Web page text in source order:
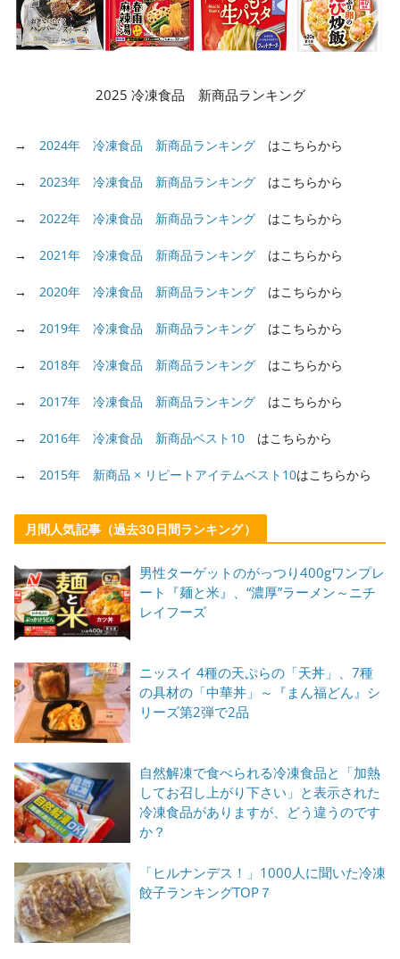
2025 冷凍食品 新商品ランキング
→ 2024年 冷凍食品 新商品ランキング はこちらから
→ 2023年 冷凍食品 新商品ランキング はこちらから
→ 2022年 冷凍食品 新商品ランキング はこちらから
→ 2021年 冷凍食品 新商品ランキング はこちらから
→ 2020年 冷凍食品 新商品ランキング はこちらから
→ 2019年 冷凍食品 新商品ランキング はこちらから
→ 2018年 冷凍食品 新商品ランキング はこちらから
→ 2017年 冷凍食品 新商品ランキング はこちらから
→ 2016年 冷凍食品 新商品ベスト10 はこちらから
→ 2015年 新商品 × リピートアイテムベスト10はこちらから
月間人気記事（過去30日間ランキング）
男性ターゲットのがっつり400gワンプレ
ート『麺と米』、“濃厚”ラーメン～ニチ
レイフーズ
ニッスイ 4種の天ぷらの「天丼」、7種
の具材の「中華丼」～『まん福どん』シ
リーズ第2弾で2品
自然解凍で食べられる冷凍食品と「加熱
してお召し上がり下さい」と表示された
冷凍食品がありますが、どう違うのです
か？
「ヒルナンデス！」1000人に聞いた冷凍
餃子ランキングTOP７